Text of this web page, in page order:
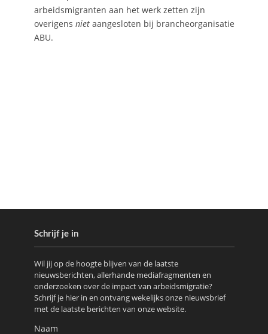
arbeidsmigranten aan het werk zetten zijn
overigens nietaangesloten bij brancheorganisatie
ABU.
Schrijf je in
Wil jij op de hoogte blijven van de laatste
nieuwsberichten, allerhande mediafragmenten en
onderzoeken over de impact van arbeidsmigratie?
Schrijf je hier in en ontvang wekelijks onze nieuwsbrief
met de laatste berichten van onze website.
Naam